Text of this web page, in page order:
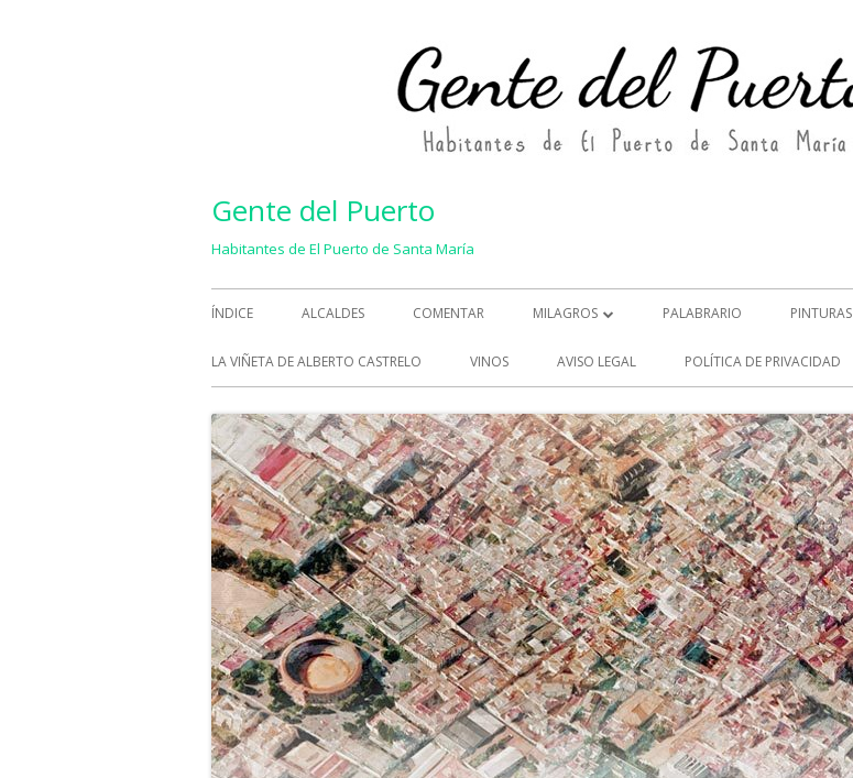
Gente del Puerto
Habitantes de El Puerto de Santa María
Menú
principal
ÍNDICE ALCALDES COMENTAR MILAGROS
MILAGROS (2)
PALABRARIO PINTURAS
LA VIÑETA DE ALBERTO CASTRELO VINOS AVISO LEGAL POLÍTICA DE PRIVACIDAD